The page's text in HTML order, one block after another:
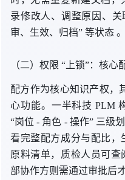
录修改人、调整原因、
审、生效、归档” 等状态 。
（二） 权限 “ 上锁”：核心
配方作为核心知识产权，
心功能。一半科技 PLM
“岗位 - 角色 - 操作” 三级
看完整配方成分与配比，
原料清单，质检人员可
部协作方则需通过审批后